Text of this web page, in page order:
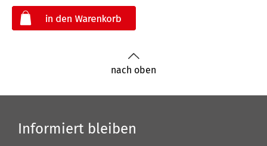
nach oben
Informiert bleiben